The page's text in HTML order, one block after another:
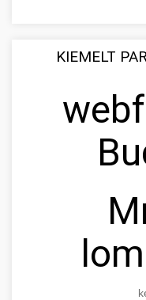
KIEMELT